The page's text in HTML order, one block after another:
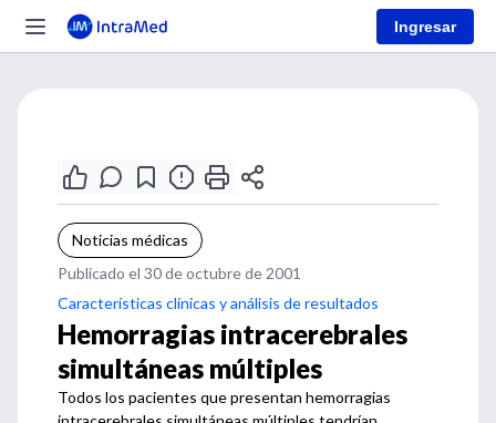
Ingresar
Noticias médicas
Publicado el 30 de octubre de 2001
Características clínicas y análisis de resultados
Hemorragias intracerebrales
simultáneas múltiples
Todos los pacientes que presentan hemorragias